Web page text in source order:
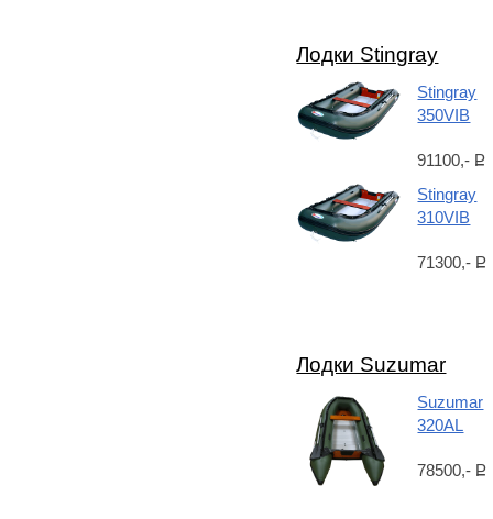
Лодки Stingray
Stingray
350VIB
91100,- Р
Stingray
310VIB
71300,- Р
Лодки Suzumar
Suzumar
320AL
78500,- Р